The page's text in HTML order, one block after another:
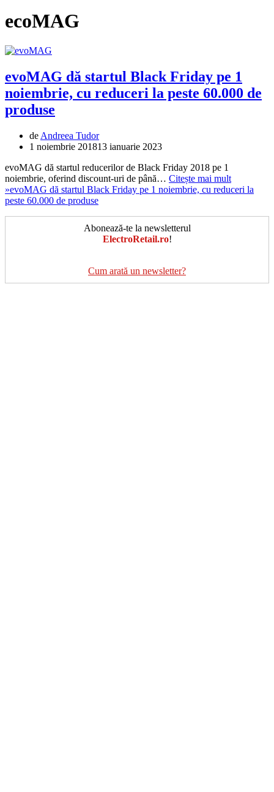
ecoMAG
evoMAG dă startul Black Friday pe 1
noiembrie, cu reduceri la peste 60.000 de
produse
de Andreea Tudor
1 noiembrie 201813 ianuarie 2023
evoMAG dă startul reducerilor de Black Friday 2018 pe 1
noiembrie, oferind discount-uri de până… Citește mai mult
»evoMAG dă startul Black Friday pe 1 noiembrie, cu reduceri la
peste 60.000 de produse
Abonează-te la newsletterul
ElectroRetail.ro!
Cum arată un newsletter?